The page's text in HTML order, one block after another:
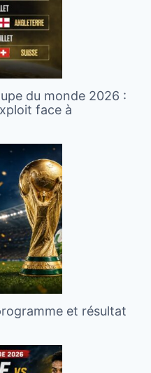
du monde 2026 :
face à
et résultat